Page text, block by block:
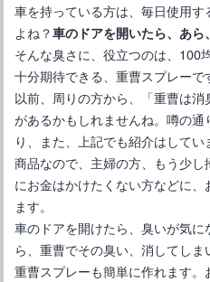
芳香剤が車で匂わない？匂わな
車を持っている方は、毎日使用
よね？車のドアを開いたら、あら
そんな臭さに、役立つのは、100
十分期待できる、重曹スプレーで
以前、周りの方から、「重曹は
があるかもしれませんね。噂の
り、また、上記でも紹介はして
商品なので、主婦の方、もう少
にお金はかけたくない方などに
ます。
車のドアを開けたら、臭いが気
ら、重曹でその臭い、消してしま
重曹スプレーも簡単に作れます